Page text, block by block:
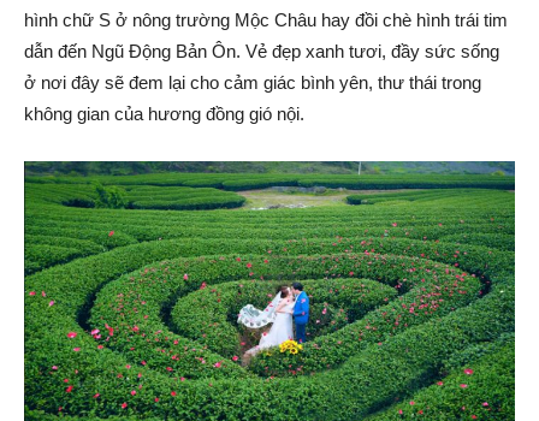
hình chữ S ở nông trường Mộc Châu hay đồi chè hình trái tim
dẫn đến Ngũ Động Bản Ôn. Vẻ đẹp xanh tươi, đầy sức sống
ở nơi đây sẽ đem lại cho cảm giác bình yên, thư thái trong
không gian của hương đồng gió nội.